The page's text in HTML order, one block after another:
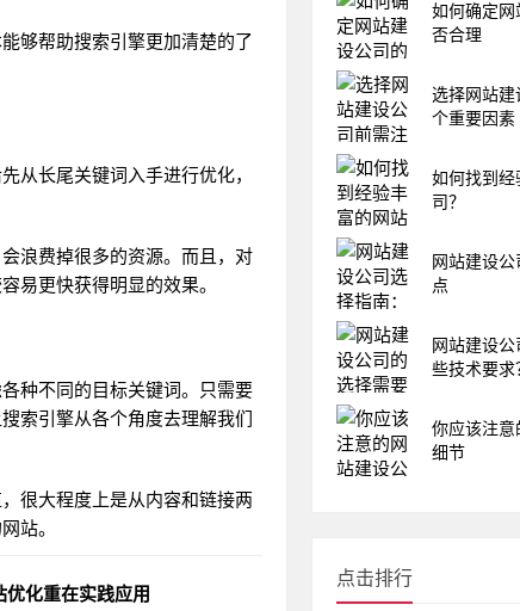
够帮助搜索引擎更加清楚的了
长尾关键词入手进行优化，
浪费掉很多的资源。而且，对
易更快获得明显的效果。
种不同的目标关键词。只需要
索引擎从各个角度去理解我们
很大程度上是从内容和链接两
网站。
优化重在实践应用
如何确定网
否合理
选择网站建
个重要因素
如何找到经
司？
网站建设
点
网站建设
些技术要求
你应该注意
细节
点击排行